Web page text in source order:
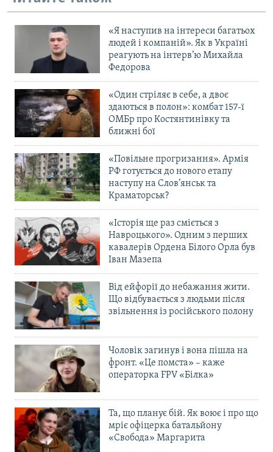
«Я наступив на інтереси багатьох
людей і компаній». Як в Україні
реагують на інтерв’ю Михайла
Федорова
«Один стріляє в себе, а двоє
здаються в полон»: комбат 157-ї
ОМБр про Костянтинівку та
ближні бої
«Повільне прогризання». Армія
РФ готується до нового етапу
наступу на Слов’янськ та
Краматорськ?
«Історія ще раз сміється з
Навроцького». Одним з перших
кавалерів Ордена Білого Орла був
Іван Мазепа
Від ейфорії до небажання жити.
Що відбувається з людьми після
звільнення із російського полону
Чоловік загинув і вона пішла на
фронт. «Це помста» – каже
операторка FPV «Білка»
Та, що планує бій. Як воює і про що
мріє офіцерка батальйону
«Свобода» Маргарита